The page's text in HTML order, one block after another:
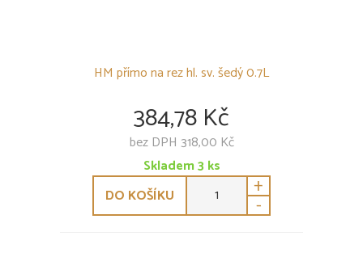
HM přímo na rez hl. sv. šedý 0.7L
384,78 Kč
bez DPH 318,00 Kč
Skladem3 ks
DO KOŠÍKU
+
-